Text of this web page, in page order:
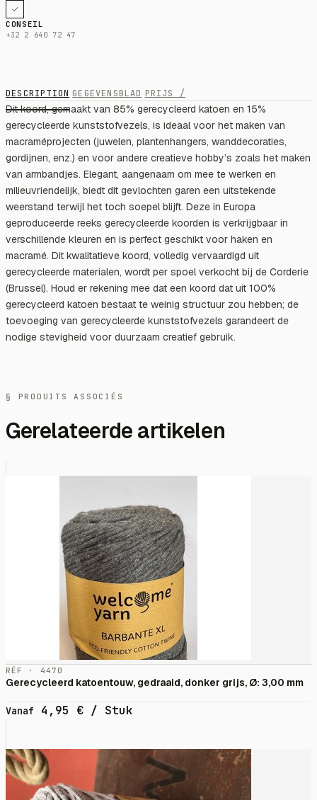
CONSEIL
+32 2 640 72 47
DESCRIPTION GEGEVENSBLAD PRIJS /
Dit koord, gemaakt van 85% gerecycleerd katoen en 15%
gerecycleerde kunststofvezels, is ideaal voor het maken van
macraméprojecten (juwelen, plantenhangers, wanddecoraties,
gordijnen, enz.) en voor andere creatieve hobby’s zoals het maken
van armbandjes. Elegant, aangenaam om mee te werken en
milieuvriendelijk, biedt dit gevlochten garen een uitstekende
weerstand terwijl het toch soepel blijft. Deze in Europa
geproduceerde reeks gerecycleerde koorden is verkrijgbaar in
verschillende kleuren en is perfect geschikt voor haken en
macramé. Dit kwalitatieve koord, volledig vervaardigd uit
gerecycleerde materialen, wordt per spoel verkocht bij de Corderie
(Brussel). Houd er rekening mee dat een koord dat uit 100%
gerecycleerd katoen bestaat te weinig structuur zou hebben; de
toevoeging van gerecycleerde kunststofvezels garandeert de
nodige stevigheid voor duurzaam creatief gebruik.
§ PRODUITS ASSOCIÉS
Gerelateerde artikelen
RÉF · 4470
Gerecycleerd katoentouw, gedraaid, donker grijs, Ø: 3,00 mm
Vanaf 4,95 € / Stuk